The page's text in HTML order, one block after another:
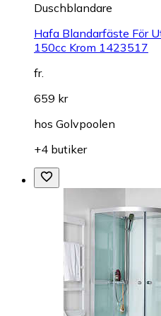
Duschblandare
Hafa Blandarfäste För
150cc Krom 1423517
fr.
659 kr
hos Golvpoolen
+4 butiker